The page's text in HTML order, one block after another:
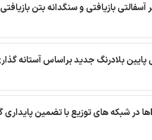
بازیافتی و سنگدانه بتن بازیافتی